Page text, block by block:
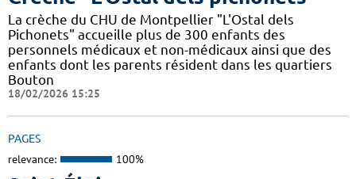
La crèche du CHU de Montpellier "L'Ostal dels
Pichonets" accueille plus de 300 enfants des
personnels médicaux et non-médicaux ainsi que des
enfants dont les parents résident dans les quartiers
Bouton
18/02/2026 15:25
PAGES
relevance: 100%